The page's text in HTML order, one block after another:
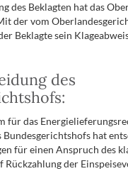
des Beklagten hat das
der vom
Beklagte sein
des
für das
hat
für einen Anspruch des
Rückzahlung der